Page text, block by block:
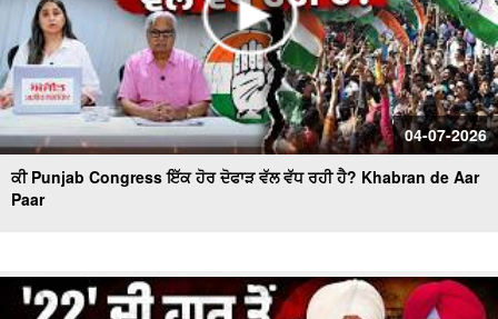
04-07-2026
ਕੀ Punjab Congress ਇੱਕ ਹੋਰ ਦੋਫਾੜ ਵੱਲ ਵੱਧ ਰਹੀ ਹੈ? Khabran de Aar
Paar